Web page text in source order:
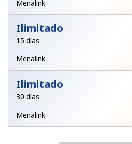
Menalink
Ilimitado
15 días
Menalink
Ilimitado
30 días
Menalink